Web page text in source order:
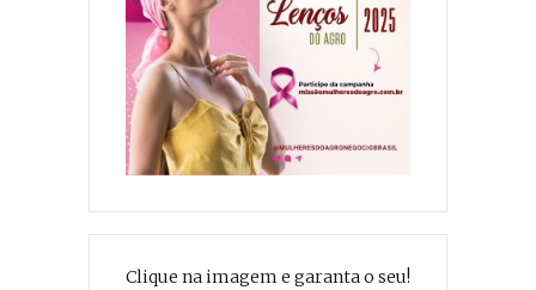
Clique na imagem e garanta o seu!